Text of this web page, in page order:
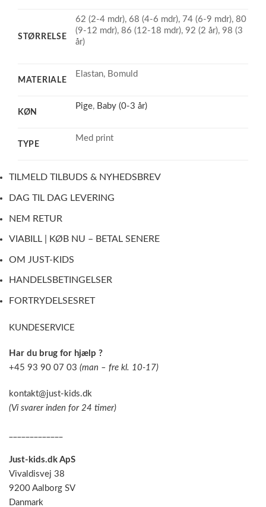
STØRRELSE
62 (2-4 mdr), 68 (4-6 mdr), 74 (6-9 mdr), 80
(9-12 mdr), 86 (12-18 mdr), 92 (2 år), 98 (3
år)
MATERIALE
Elastan, Bomuld
KØN
Pige, Baby (0-3 år)
TYPE
Med print
TILMELD TILBUDS & NYHEDSBREV
DAG TIL DAG LEVERING
NEM RETUR
VIABILL | KØB NU – BETAL SENERE
OM JUST-KIDS
HANDELSBETINGELSER
FORTRYDELSESRET
KUNDESERVICE
Har du brug for hjælp ?
+45 93 90 07 03 (man – fre kl. 10-17)
kontakt@just-kids.dk
(Vi svarer inden for 24 timer)
Just-kids.dk ApS
Vivaldisvej 38
9200 Aalborg SV
Danmark